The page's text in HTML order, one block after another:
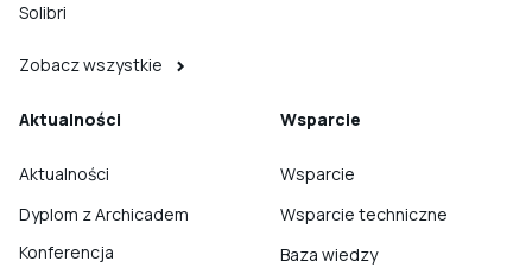
Solibri
Zobacz wszystkie
Aktualności
Aktualności
Dyplom z Archicadem
Konferencja
Wsparcie
Wsparcie
Wsparcie techniczne
Baza wiedzy